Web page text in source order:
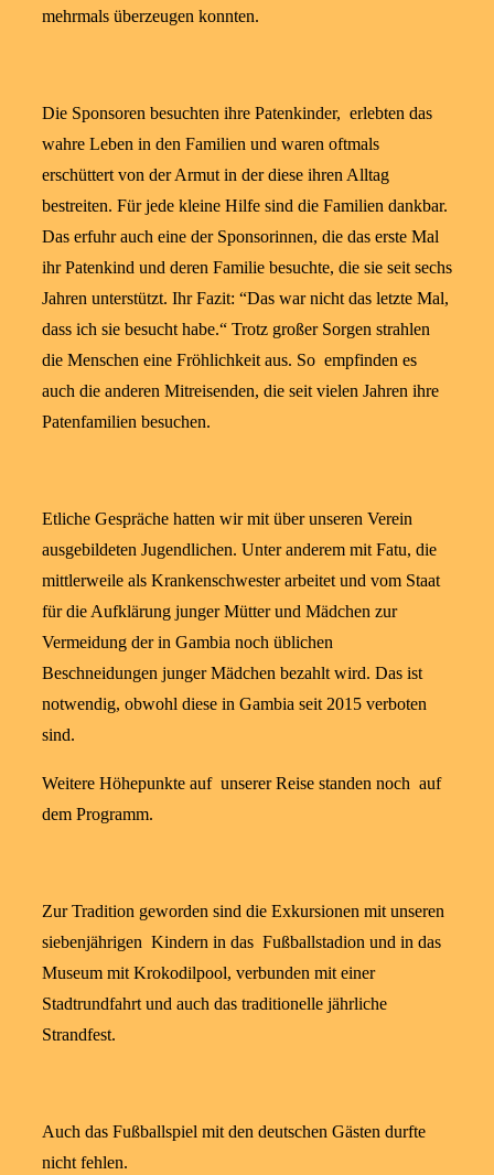
mehrmals überzeugen konnten.
Die Sponsoren besuchten ihre Patenkinder, erlebten das
wahre Leben in den Familien und waren oftmals
erschüttert von der Armut in der diese ihren Alltag
bestreiten. Für jede kleine Hilfe sind die Familien dankbar.
Das erfuhr auch eine der Sponsorinnen, die das erste Mal
ihr Patenkind und deren Familie besuchte, die sie seit sechs
Jahren unterstützt. Ihr Fazit: “Das war nicht das letzte Mal,
dass ich sie besucht habe.“ Trotz großer Sorgen strahlen
die Menschen eine Fröhlichkeit aus. So empfinden es
auch die anderen Mitreisenden, die seit vielen Jahren ihre
Patenfamilien besuchen.
Etliche Gespräche hatten wir mit über unseren Verein
ausgebildeten Jugendlichen. Unter anderem mit Fatu, die
mittlerweile als Krankenschwester arbeitet und vom Staat
für die Aufklärung junger Mütter und Mädchen zur
Vermeidung der in Gambia noch üblichen
Beschneidungen junger Mädchen bezahlt wird. Das ist
notwendig, obwohl diese in Gambia seit 2015 verboten
sind.
Weitere Höhepunkte auf unserer Reise standen noch auf
dem Programm.
Zur Tradition geworden sind die Exkursionen mit unseren
siebenjährigen Kindern in das Fußballstadion und in das
Museum mit Krokodilpool, verbunden mit einer
Stadtrundfahrt und auch das traditionelle jährliche
Strandfest.
Auch das Fußballspiel mit den deutschen Gästen durfte
nicht fehlen.